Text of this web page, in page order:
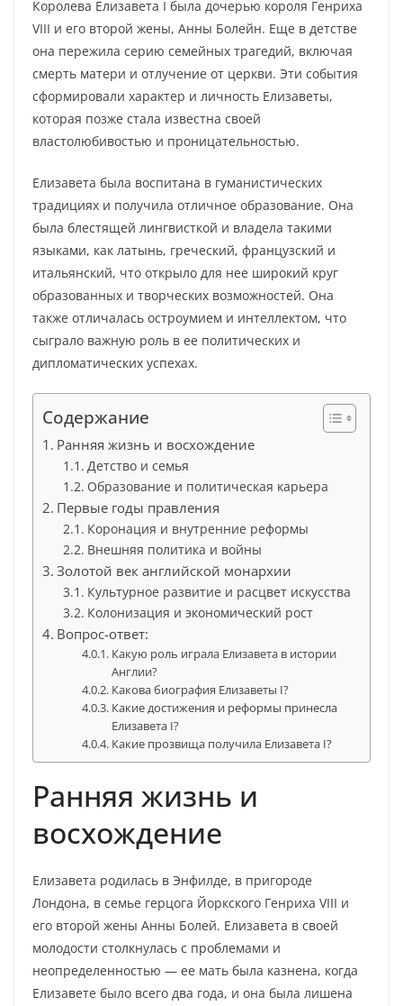
Королева Елизавета I была дочерью короля Генриха
VIII и его второй жены, Анны Болейн. Еще в детстве
она пережила серию семейных трагедий, включая
смерть матери и отлучение от церкви. Эти события
сформировали характер и личность Елизаветы,
которая позже стала известна своей
властолюбивостью и проницательностью.
Елизавета была воспитана в гуманистических
традициях и получила отличное образование. Она
была блестящей лингвисткой и владела такими
языками, как латынь, греческий, французский и
итальянский, что открыло для нее широкий круг
образованных и творческих возможностей. Она
также отличалась остроумием и интеллектом, что
сыграло важную роль в ее политических и
дипломатических успехах.
Содержание
Ранняя жизнь и восхождение
Детство и семья
Образование и политическая карьера
Первые годы правления
Коронация и внутренние реформы
Внешняя политика и войны
Золотой век английской монархии
Культурное развитие и расцвет искусства
Колонизация и экономический рост
Вопрос-ответ:
Какую роль играла Елизавета в истории
Англии?
Какова биография Елизаветы I?
Какие достижения и реформы принесла
Елизавета I?
Какие прозвища получила Елизавета I?
Ранняя жизнь и
восхождение
Елизавета родилась в Энфилде, в пригороде
Лондона, в семье герцога Йоркского Генриха VIII и
его второй жены Анны Болей. Елизавета в своей
молодости столкнулась с проблемами и
неопределенностью — ее мать была казнена, когда
Елизавете было всего два года, и она была лишена